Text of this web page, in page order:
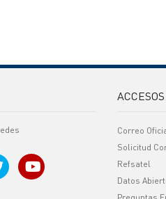
Correo
Solicitud
Refsatel
Datos